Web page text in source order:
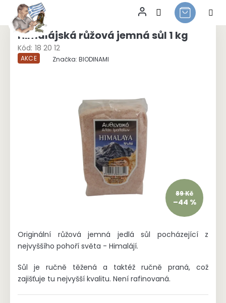
Přejít
obsahHimalájská růžová jemná sůl 1 kg
Kód: 18 20 12
AKCE Značka: BIODINAMI
89 Kč
–44 %
Originální růžová jemná jedlá sůl pocházející z
nejvyššího pohoří světa - Himalájí.
Sůl je ručně těžená a taktéž ručně praná, což
zajišťuje tu nejvyšší kvalitu. Není rafinovaná.